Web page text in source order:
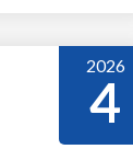
2026
4